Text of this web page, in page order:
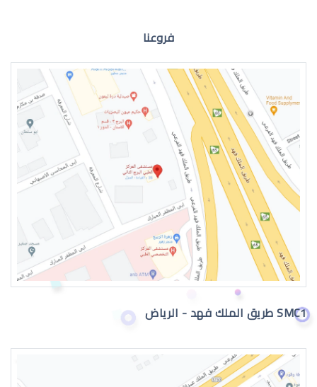
الماء الازرق للعين
اعراض الماء الازرق بالعين
اسباب الماء الازرق بالعين
فروعنا
SMC1 طريق الملك فهد - الرياض